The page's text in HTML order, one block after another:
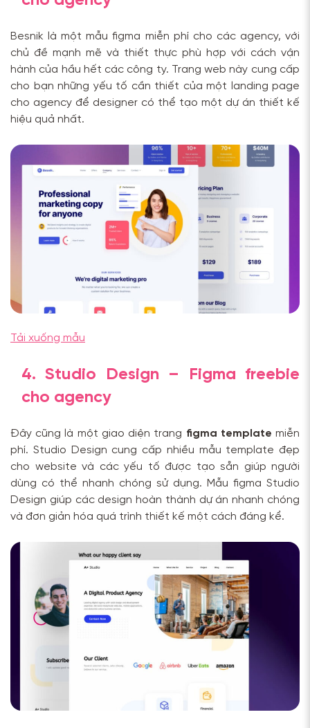
Besnik là một mẫu figma miễn phí cho các agency, với
chủ đề mạnh mẽ và thiết thực phù hợp với cách vận
hành của hầu hết các công ty. Trang web này cung cấp
cho bạn những yếu tố cần thiết của một landing page
cho agency để designer có thể tạo một dự án thiết kế
hiệu quả nhất.
Tải xuống mẫu
4. Studio Design – Figma freebie
cho agency
Đây cũng là một giao diện trang figma template miễn
phí. Studio Design cung cấp nhiều mẫu template đẹp
cho website và các yếu tố được tạo sẵn giúp người
dùng có thể nhanh chóng sử dụng. Mẫu figma Studio
Design giúp các design hoàn thành dự án nhanh chóng
và đơn giản hóa quá trình thiết kế một cách đáng kể.